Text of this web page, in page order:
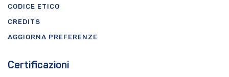
CODICE ETICO
CREDITS
AGGIORNA PREFERENZE
Certificazioni